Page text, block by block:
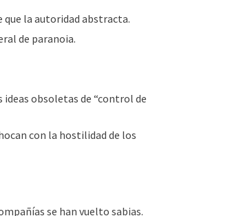
la autoridad abstracta.
de paranoia.
ideas obsoletas de “control de
con la hostilidad de los
se han vuelto sabias.